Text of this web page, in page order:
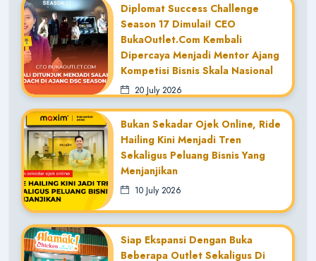
Diplomat Success Challenge
Season 17 Dimulai! CEO
BukaOutlet.com Kembali
Dipercaya Menjadi Mentor Ajang
Kompetisi Bisnis Skala Nasional
20 July 2026
Bukan Sekadar Ojek Online, Ride
Hailing Kini Menjadi Tren
Sekaligus Peluang Bisnis Yang
Menjanjikan
10 July 2026
Siap Ekspansi Dengan Buka
Beberapa Outlet Sekaligus Di